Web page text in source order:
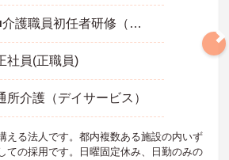
■介護職員初任者研修（ヘルパー2級）以上歓迎 ※マネジメント経験の有る方、介護業界を経験されている方 ■普通自動車運転免許
社員(正職員)
所介護（デイサービス）
える法人です。都内複数ある施設の内いず
ての採用です。日曜固定休み、日勤のみの